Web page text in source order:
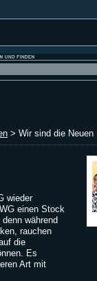
> Wir sind die Neuen
wieder
einen Stock
während
rauchen
die
Es
Art mit